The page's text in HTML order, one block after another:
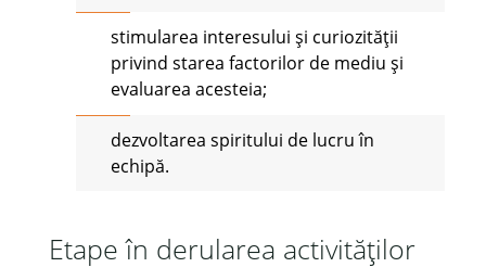
stimularea interesului și curiozității
privind starea factorilor de mediu și
evaluarea acesteia;
dezvoltarea spiritului de lucru în
echipă.
Etape în derularea activităților